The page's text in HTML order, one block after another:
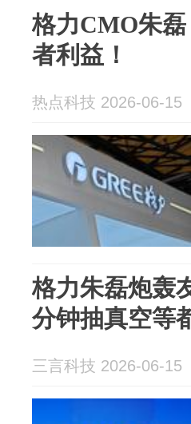
格力CMO朱
者利益！
热点科技 2026-06-15
格力朱磊炮轰
分钟抽真空等
三言科技 2026-06-15